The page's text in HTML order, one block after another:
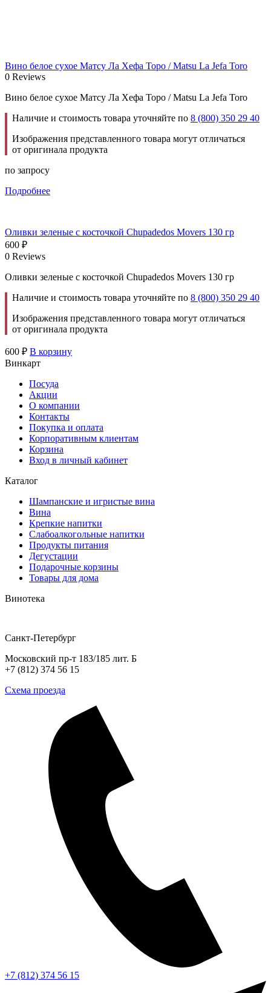
Вино белое сухое Матсу Ла Хефа Торо / Matsu La Jefa Toro
0 Reviews
Вино белое сухое Матсу Ла Хефа Торо / Matsu La Jefa Toro
Наличие и стоимость товара уточняйте по 8 (800) 350 29 40
Изображения представленного товара могут отличаться
от оригинала продукта
по запросу
Подробнее
Оливки зеленые с косточкой Chupadedos Movers 130 гр
600 ₽
0 Reviews
Оливки зеленые с косточкой Chupadedos Movers 130 гр
Наличие и стоимость товара уточняйте по 8 (800) 350 29 40
Изображения представленного товара могут отличаться
от оригинала продукта
600 ₽ В корзину
Винкарт
Посуда
Акции
О компании
Контакты
Покупка и оплата
Корпоративным клиентам
Корзина
Вход в личный кабинет
Каталог
Шампанские и игристые вина
Вина
Крепкие напитки
Слабоалкогольные напитки
Продукты питания
Дегустации
Подарочные корзины
Товары для дома
Винотека
Санкт-Петербург
Московский пр-т 183/185 лит. Б
+7 (812) 374 56 15
Схема проезда
+7 (812) 374 56 15